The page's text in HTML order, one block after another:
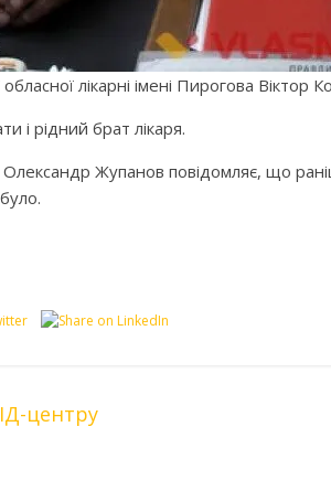
лікарні імені Пирогова Віктор
і рідний брат лікаря.
Олександр Жупанов повідомляє, що
центру